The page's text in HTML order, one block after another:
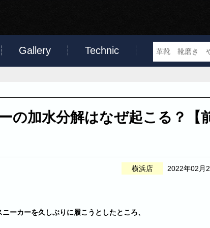
Gallery Technic
加水分解はなぜ起こる？【
横浜店 2022年02月
ーカーを久しぶりに履こうとしたところ、